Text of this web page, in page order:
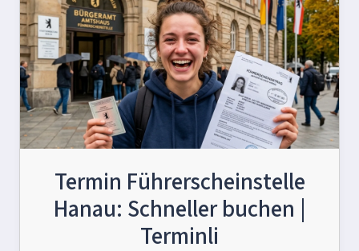
Termin Führerscheinstelle
Hanau: Schneller buchen |
Terminli